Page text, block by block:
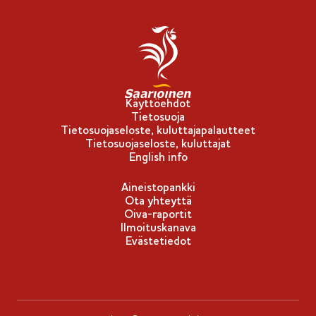
i
p
p
u
-
m
e
r
k
i
Käyttöehdot
Tietosuoja
Tietosuojaseloste, kuluttajapalautteet
Tietosuojaseloste, kuluttajat
English info
Aineistopankki
Ota yhteyttä
Oiva-raportit
Ilmoituskanava
Evästetiedot